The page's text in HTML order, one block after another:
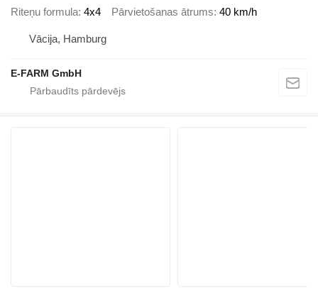
Riteņu formula 4x4 Pārvietošanas ātrums 40 km/h
Vācija, Hamburg
E-FARM GmbH